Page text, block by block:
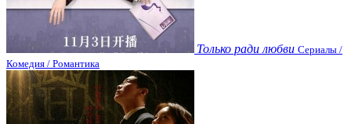
Только ради любви Сериалы /
Комедия / Романтика